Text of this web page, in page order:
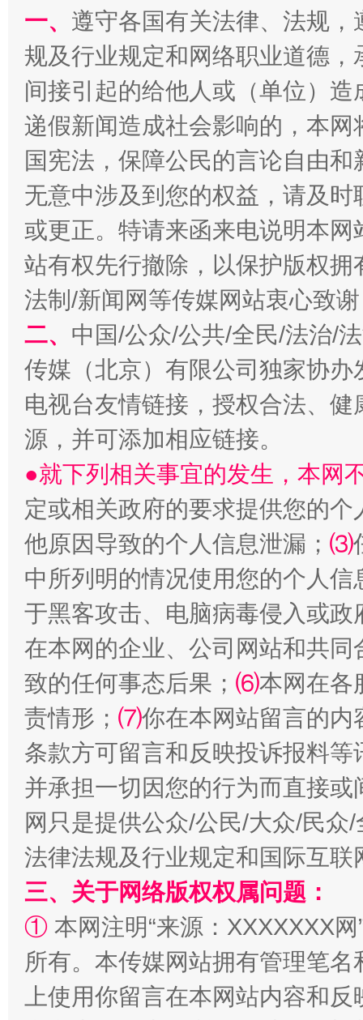
千年窑火 生生不息 一
揭开“小金库”的免责幌子
受贿1.44亿！段成刚被判无期 从幼
全民健身五年计划来了！等你上场
一、 遵守各国有关法律、法规
规及行业规定和网络职业道德
间接引起的给他人或（单位）
递假新闻造成社会影响的，本
国宪法，保障公民的言论自由
无意中涉及到您的权益，请及
或更正。特请来函来电说明本
站有权先行撤除，以保护版权
法制/新闻网等传媒网站衷心致
二、 中国/公众/公共/全民/法治/
传媒（北京）有限公司独家协
电视台友情链接，授权合法、
源，并可添加相应链接。
●就下列相关事宜的发生，本网
定或相关政府的要求提供您的个
他原因导致的个人信息泄漏； ⑶
中所列明的情况使用您的个人
于黑客攻击、电脑病毒侵入或
在本网的企业、公司网站和共
致的任何事态后果； ⑹本网在各
责情形； ⑺你在本网站留言的内
条款方可留言和反映投诉报料
并承担一切因您的行为而直接
网只是提供公众/公民/大众/民
法律法规及行业规定和国际互
三、关于网络版权权属问题：
① 本网注明“来源：XXXXXXX
所有。本传媒网站拥有管理笔
上使用你留言在本网站内容和